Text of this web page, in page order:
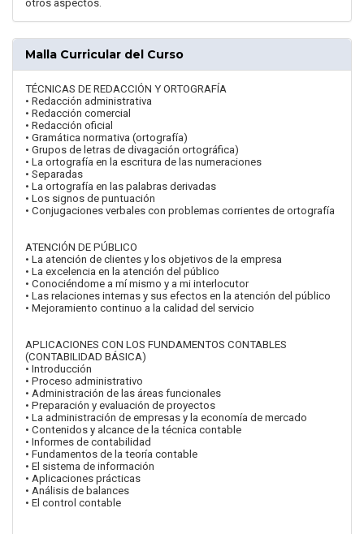
otros aspectos.
Malla Curricular del Curso
TÉCNICAS DE REDACCIÓN Y ORTOGRAFÍA
• Redacción administrativa
• Redacción comercial
• Redacción oficial
• Gramática normativa (ortografía)
• Grupos de letras de divagación ortográfica)
• La ortografía en la escritura de las numeraciones
• Separadas
• La ortografía en las palabras derivadas
• Los signos de puntuación
• Conjugaciones verbales con problemas corrientes de ortografía
ATENCIÓN DE PÚBLICO
• La atención de clientes y los objetivos de la empresa
• La excelencia en la atención del público
• Conociéndome a mí mismo y a mi interlocutor
• Las relaciones internas y sus efectos en la atención del público
• Mejoramiento continuo a la calidad del servicio
APLICACIONES CON LOS FUNDAMENTOS CONTABLES
(CONTABILIDAD BÁSICA)
• Introducción
• Proceso administrativo
• Administración de las áreas funcionales
• Preparación y evaluación de proyectos
• La administración de empresas y la economía de mercado
• Contenidos y alcance de la técnica contable
• Informes de contabilidad
• Fundamentos de la teoría contable
• El sistema de información
• Aplicaciones prácticas
• Análisis de balances
• El control contable